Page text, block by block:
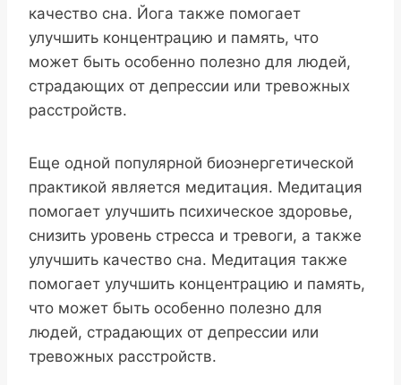
качество сна. Йога также помогает
улучшить концентрацию и память, что
может быть особенно полезно для людей,
страдающих от депрессии или тревожных
расстройств.
Еще одной популярной биоэнергетической
практикой является медитация. Медитация
помогает улучшить психическое здоровье,
снизить уровень стресса и тревоги, а также
улучшить качество сна. Медитация также
помогает улучшить концентрацию и память,
что может быть особенно полезно для
людей, страдающих от депрессии или
тревожных расстройств.